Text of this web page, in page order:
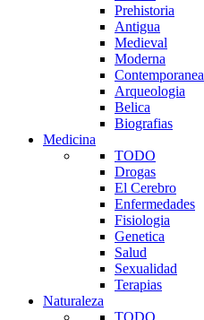
Prehistoria
Antigua
Medieval
Moderna
Contemporanea
Arqueologia
Belica
Biografias
Medicina
TODO
Drogas
El Cerebro
Enfermedades
Fisiologia
Genetica
Salud
Sexualidad
Terapias
Naturaleza
TODO